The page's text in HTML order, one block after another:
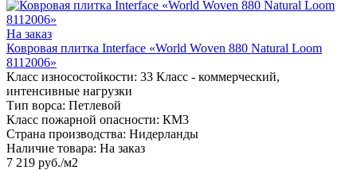
На заказ
Ковровая плитка Interface «World Woven 880 Natural Loom
8112006»
Класс износостойкости: 33 Класс - коммерческий,
интенсивные нагрузки
Тип ворса: Петлевой
Класс пожарной опасности: КМ3
Страна производства: Нидерланды
Наличие товара: На заказ
7 219 руб./м2